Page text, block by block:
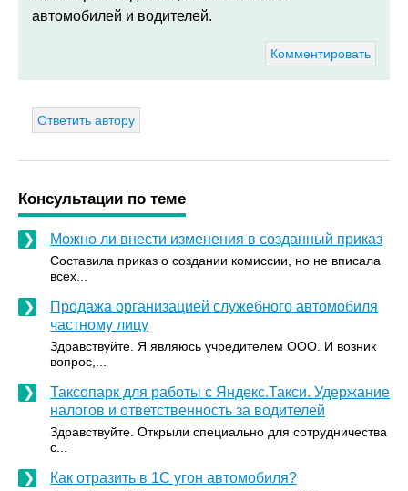
автомобилей и водителей.
Комментировать
Ответить автору
Консультации по теме
Можно ли внести изменения в созданный приказ
Составила приказ о создании комиссии, но не вписала
всех...
Продажа организацией служебного автомобиля
частному лицу
Здравствуйте. Я являюсь учредителем ООО. И возник
вопрос,...
Таксопарк для работы с Яндекс.Такси. Удержание
налогов и ответственность за водителей
Здравствуйте. Открыли специально для сотрудничества
с...
Как отразить в 1С угон автомобиля?